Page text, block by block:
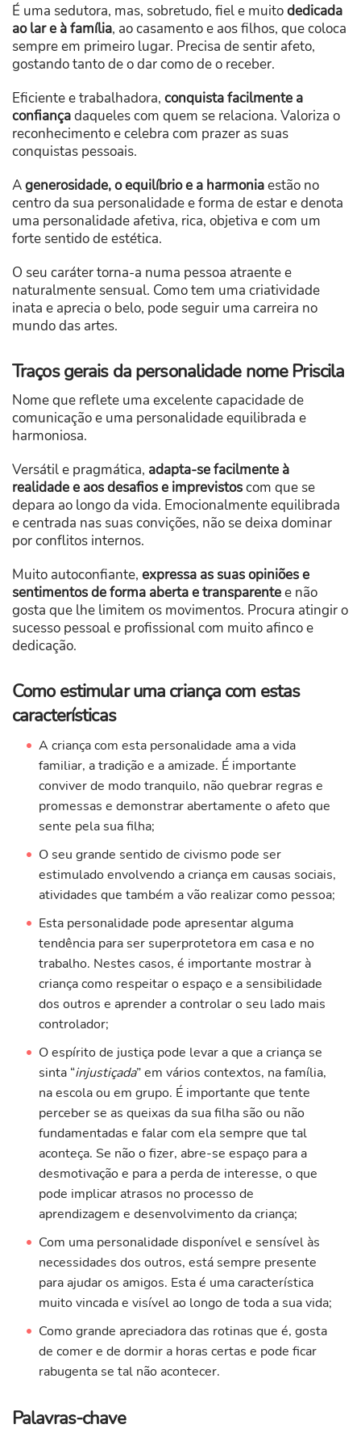
É uma sedutora, mas, sobretudo, fiel e muitodedicada
ao lar e à família, ao casamento e aos filhos, que coloca
sempre em primeiro lugar. Precisa de sentir afeto,
gostando tanto de o dar como de o receber.
Eficiente e trabalhadora, conquista facilmente a
confiançadaqueles com quem se relaciona. Valoriza o
reconhecimento e celebra com prazer as suas
conquistas pessoais.
Agenerosidade, o equilíbrio e a harmoniaestão no
centro da sua personalidade e forma de estar e denota
uma personalidade afetiva, rica, objetiva e com um
forte sentido de estética.
O seu caráter torna-a numa pessoa atraente e
naturalmente sensual. Como tem uma criatividade
inata e aprecia o belo, pode seguir uma carreira no
mundo das artes.
Traços gerais da personalidade nome Priscila
Nome que reflete uma excelente capacidade de
comunicação e uma personalidade equilibrada e
harmoniosa.
Versátil e pragmática, adapta-se facilmente à
realidade e aos desafios e imprevistoscom que se
depara ao longo da vida. Emocionalmente equilibrada
e centrada nas suas convições, não se deixa dominar
por conflitos internos.
Muito autoconfiante, expressa as suas opiniões e
sentimentos de forma aberta e transparentee não
gosta que lhe limitem os movimentos. Procura atingir o
sucesso pessoal e profissional com muito afinco e
dedicação.
Como estimular uma criança com estas
características
A criança com esta personalidade ama a vida
familiar, a tradição e a amizade. É importante
conviver de modo tranquilo, não quebrar regras e
promessas e demonstrar abertamente o afeto que
sente pela sua filha;
O seu grande sentido de civismo pode ser
estimulado envolvendo a criança em causas sociais,
atividades que também a vão realizar como pessoa;
Esta personalidade pode apresentar alguma
tendência para ser superprotetora em casa e no
trabalho. Nestes casos, é importante mostrar à
criança como respeitar o espaço e a sensibilidade
dos outros e aprender a controlar o seu lado mais
controlador;
O espírito de justiça pode levar a que a criança se
sinta “injustiçada” em vários contextos, na família,
na escola ou em grupo. É importante que tente
perceber se as queixas da sua filha são ou não
fundamentadas e falar com ela sempre que tal
aconteça. Se não o fizer, abre-se espaço para a
desmotivação e para a perda de interesse, o que
pode implicar atrasos no processo de
aprendizagem e desenvolvimento da criança;
Com uma personalidade disponível e sensível às
necessidades dos outros, está sempre presente
para ajudar os amigos. Esta é uma característica
muito vincada e visível ao longo de toda a sua vida;
Como grande apreciadora das rotinas que é, gosta
de comer e de dormir a horas certas e pode ficar
rabugenta se tal não acontecer.
Palavras-chave